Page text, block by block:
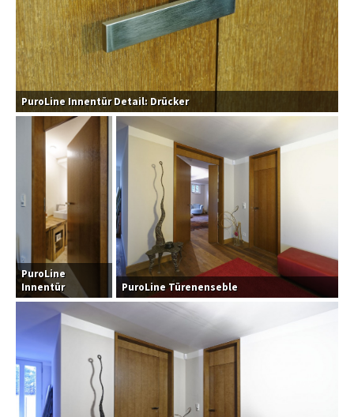
PuroLine Innentür Detail: Drücker
PuroLine
Innentür
PuroLine Türenenseble